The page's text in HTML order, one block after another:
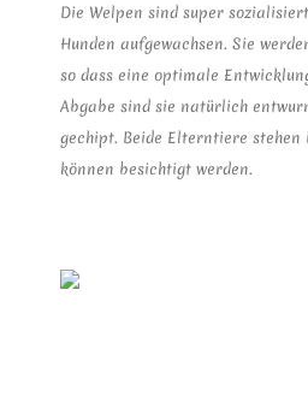
Die Welpen sind super
Hunden aufgewachsen. Sie
so dass eine optimale
Abgabe sind sie natürlich
gechipt. Beide Elterntiere stehen
können besichtigt werden.